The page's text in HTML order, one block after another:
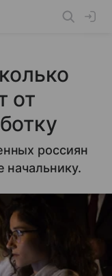
от
россиян
начальнику.